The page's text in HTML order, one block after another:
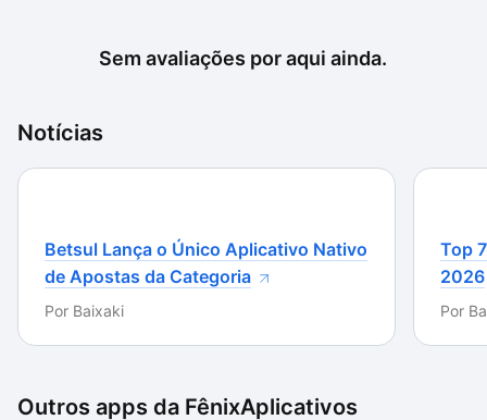
Sem avaliações por aqui ainda.
Notícias
Betsul Lança o Único Aplicativo Nativo
de Apostas da Categoria
Por Baixaki
Top
2026
Por
Outros apps da FênixAplicativos